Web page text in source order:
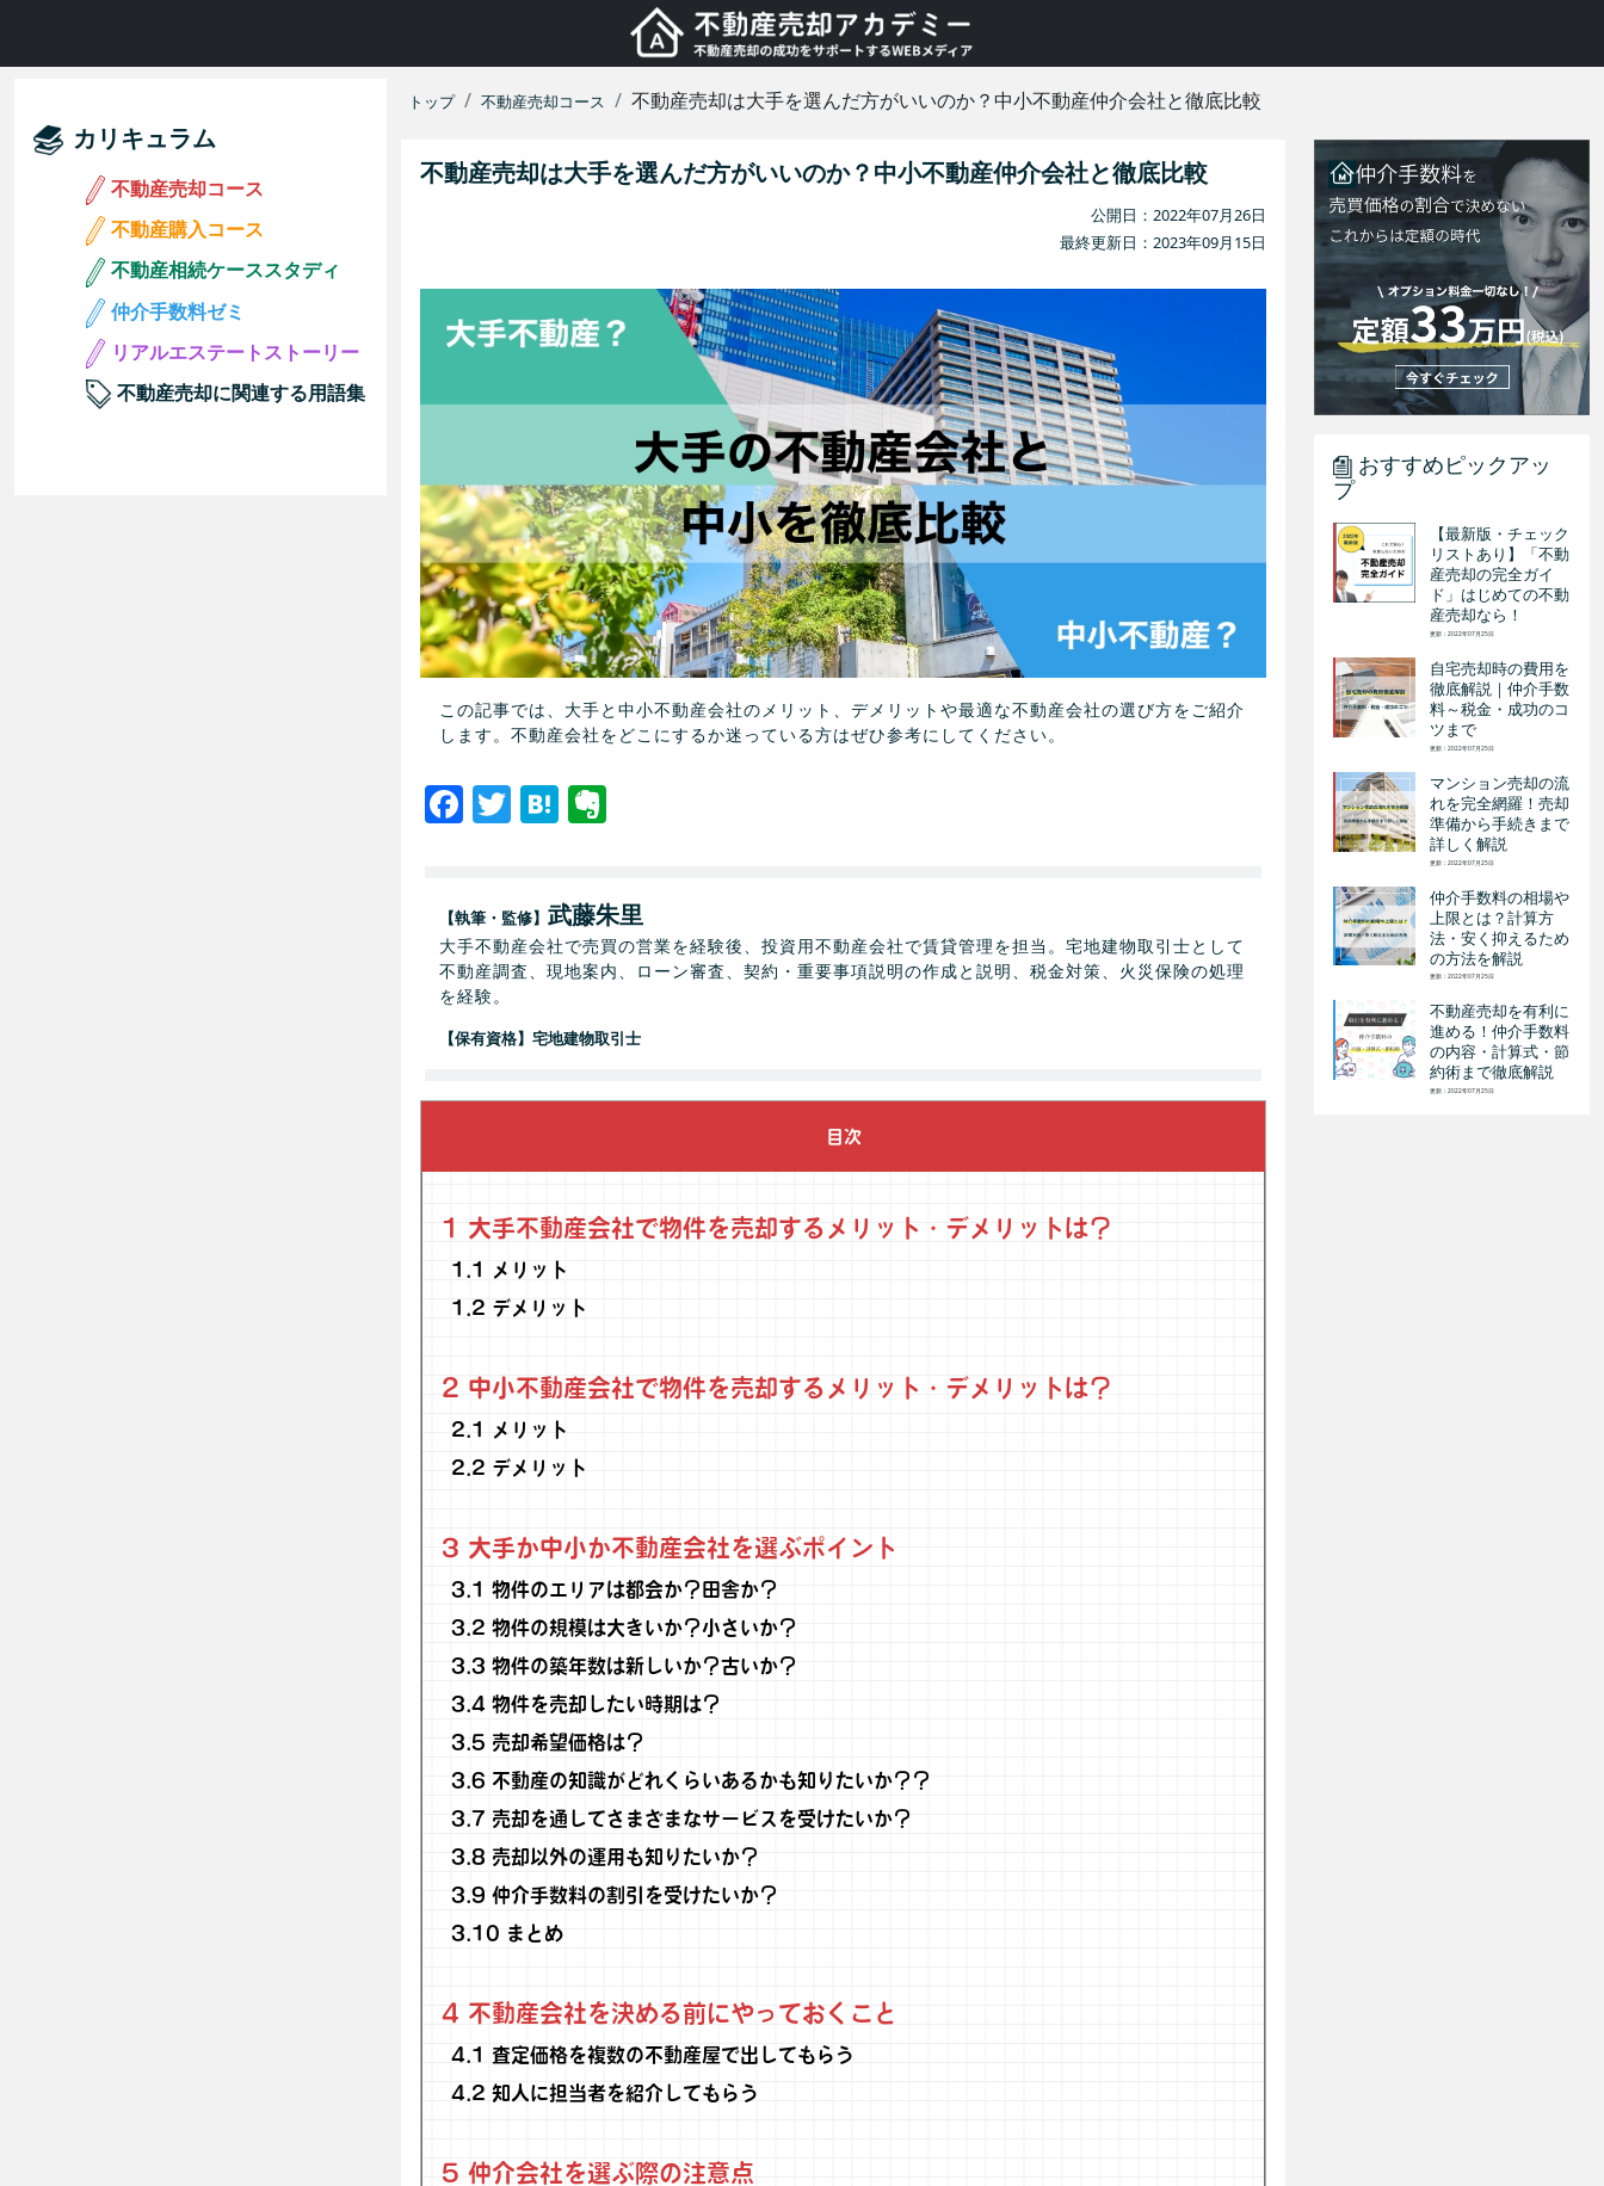
カリキュラム
不動産売却コース
不動産購入コース
不動産相続ケーススタディ
仲介手数料ゼミ
リアルエステートストーリー
不動産売却に関連する用語集
トップ 不動産売却コース 不動産売却は大手を選んだ方がいいのか？中小不動産仲介会社と徹底比較
不動産売却は大手を選んだ方がいいのか？中小不動産仲介会社と徹底比較
公開日：2022年07月26日
最終更新日：2023年09月15日
この記事では、大手と中小不動産会社のメリット、デメリットや最適な不動産会社の選び方をご紹介
します。不動産会社をどこにするか迷っている方はぜひ参考にしてください。
Facebook
TwitterHatena
【執筆・監修】 武藤朱里
大手不動産会社で売買の営業を経験後、投資用不動産会社で賃貸管理を担当。宅地建物取引士として
不動産調査、現地案内、ローン審査、契約・重要事項説明の作成と説明、税金対策、火災保険の処理
を経験。
【保有資格】宅地建物取引士
目次
1 大手不動産会社で物件を売却するメリット・デメリットは？
1.1
メリット
1.2 デメリット
2 中小不動産会社で物件を売却するメリット・デメリットは？
2.1
メリット
2.2 デメリット
3 大手か中小か不動産会社を選ぶポイント
3.1
物件のエリアは都会か？田舎か？
3.2 物件の規模は大きいか？小さいか？
3.3 物件の築年数は新しいか？古いか？
3.4 物件を売却したい時期は？
3.5 売却希望価格は？
3.6 不動産の知識がどれくらいあるかも知りたいか？？
3.7 売却を通してさまざまなサービスを受けたいか？
3.8 売却以外の運用も知りたいか？
3.9 仲介手数料の割引を受けたいか？
3.10 まとめ
4 不動産会社を決める前にやっておくこと
4.1
査定価格を複数の不動産屋で出してもらう
4.2 知人に担当者を紹介してもらう
5 仲介会社を選ぶ際の注意点
おすすめピックアッ
プ
【最新版・チェック
リストあり】「不動
産売却の完全ガイ
ド」はじめての不動
産売却なら！
更新：2022年07月25日
自宅売却時の費用を
徹底解説｜仲介手数
料～税金・成功のコ
ツまで
更新：2022年07月25日
マンション売却の流
れを完全網羅！売却
準備から手続きまで
詳しく解説
更新：2022年07月25日
仲介手数料の相場や
上限とは？計算方
法・安く抑えるため
の方法を解説
更新：2022年07月25日
不動産売却を有利に
進める！仲介手数料
の内容・計算式・節
約術まで徹底解説
更新：2022年07月25日